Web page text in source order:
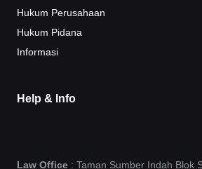
Hukum Perusahaan
Hukum Pidana
Informasi
Help & Info
Law Office : Taman Sumber Indah Blok